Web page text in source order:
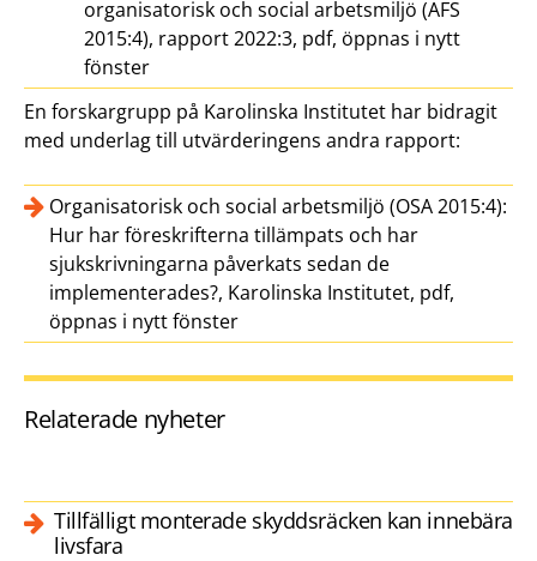
organisatorisk och social arbetsmiljö (AFS
2015:4), rapport 2022:3, pdf, öppnas i nytt
fönster
En forskargrupp på Karolinska Institutet har bidragit
med underlag till utvärderingens andra rapport:
Organisatorisk och social arbetsmiljö (OSA 2015:4):
Hur har föreskrifterna tillämpats och har
sjukskrivningarna påverkats sedan de
implementerades?, Karolinska Institutet, pdf,
öppnas i nytt fönster
Relaterade nyheter
Tillfälligt monterade skyddsräcken kan innebära
livsfara